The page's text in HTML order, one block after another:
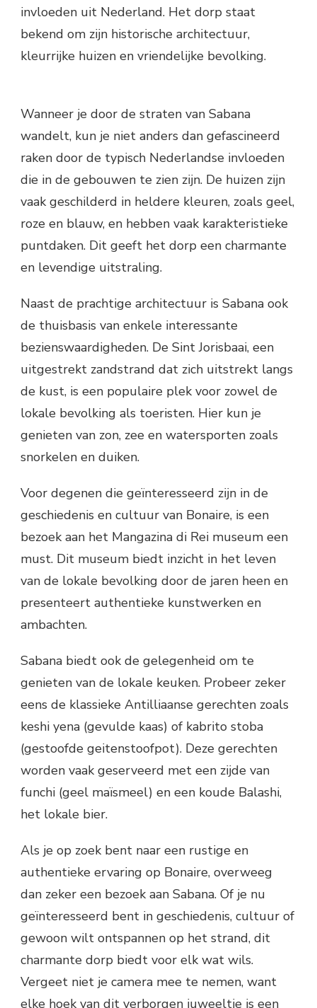
invloeden uit Nederland. Het dorp staat
bekend om zijn historische architectuur,
kleurrijke huizen en vriendelijke bevolking.
Wanneer je door de straten van Sabana
wandelt, kun je niet anders dan gefascineerd
raken door de typisch Nederlandse invloeden
die in de gebouwen te zien zijn. De huizen zijn
vaak geschilderd in heldere kleuren, zoals geel,
roze en blauw, en hebben vaak karakteristieke
puntdaken. Dit geeft het dorp een charmante
en levendige uitstraling.
Naast de prachtige architectuur is Sabana ook
de thuisbasis van enkele interessante
bezienswaardigheden. De Sint Jorisbaai, een
uitgestrekt zandstrand dat zich uitstrekt langs
de kust, is een populaire plek voor zowel de
lokale bevolking als toeristen. Hier kun je
genieten van zon, zee en watersporten zoals
snorkelen en duiken.
Voor degenen die geïnteresseerd zijn in de
geschiedenis en cultuur van Bonaire, is een
bezoek aan het Mangazina di Rei museum een
must. Dit museum biedt inzicht in het leven
van de lokale bevolking door de jaren heen en
presenteert authentieke kunstwerken en
ambachten.
Sabana biedt ook de gelegenheid om te
genieten van de lokale keuken. Probeer zeker
eens de klassieke Antilliaanse gerechten zoals
keshi yena (gevulde kaas) of kabrito stoba
(gestoofde geitenstoofpot). Deze gerechten
worden vaak geserveerd met een zijde van
funchi (geel maïsmeel) en een koude Balashi,
het lokale bier.
Als je op zoek bent naar een rustige en
authentieke ervaring op Bonaire, overweeg
dan zeker een bezoek aan Sabana. Of je nu
geïnteresseerd bent in geschiedenis, cultuur of
gewoon wilt ontspannen op het strand, dit
charmante dorp biedt voor elk wat wils.
Vergeet niet je camera mee te nemen, want
elke hoek van dit verborgen juweeltje is een